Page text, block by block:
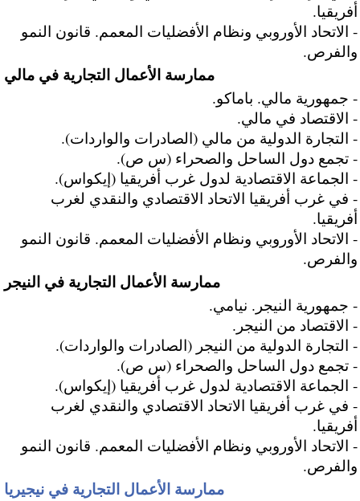
أفريقيا.
- الاتحاد الأوروبي ونظام الأفضليات المعمم. قانون النمو
والفرص.
ممارسة الأعمال التجارية في مالي
- جمهورية مالي. باماكو.
- الاقتصاد في مالي.
- التجارة الدولية من مالي (الصادرات والواردات).
- تجمع دول الساحل والصحراء (س ص).
- الجماعة الاقتصادية لدول غرب أفريقيا (إيكواس).
- في غرب أفريقيا الاتحاد الاقتصادي والنقدي لغرب
أفريقيا.
- الاتحاد الأوروبي ونظام الأفضليات المعمم. قانون النمو
والفرص.
ممارسة الأعمال التجارية في النيجر
- جمهورية النيجر. نيامي.
- الاقتصاد من النيجر.
- التجارة الدولية من النيجر (الصادرات والواردات).
- تجمع دول الساحل والصحراء (س ص).
- الجماعة الاقتصادية لدول غرب أفريقيا (إيكواس).
- في غرب أفريقيا الاتحاد الاقتصادي والنقدي لغرب
أفريقيا.
- الاتحاد الأوروبي ونظام الأفضليات المعمم. قانون النمو
والفرص.
ممارسة الأعمال التجارية في نيجيريا